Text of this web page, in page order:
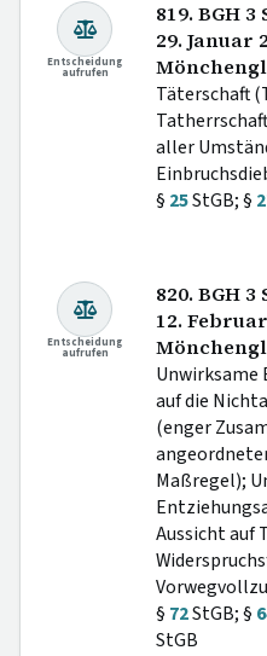
Entscheidung
aufrufen
819. BGH
29. Januar
Täterschaft
aller
§ 25StGB; §
Entscheidung
aufrufen
820. BGH
12.
Unwirksame
auf die
(enger
Maßregel);
Aussicht auf
§ 72StGB; §
StGB